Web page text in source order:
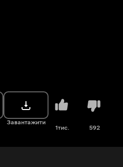
Завантажити
1тис. 592